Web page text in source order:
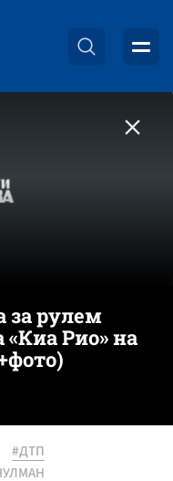
за рулем
Рио» на
#ДТП